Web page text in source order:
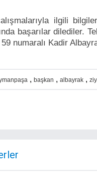
ilgili
başarılar dilediler.
59 numaralı Kadir
, başkan , albayrak ,